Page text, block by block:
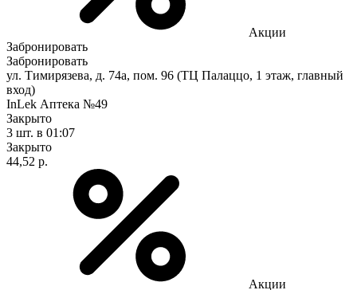
Акции
Забронировать
Забронировать
ул. Тимирязева, д. 74а, пом. 96 (ТЦ Палаццо, 1 этаж, главный
вход)
InLek Аптека №49
Закрыто
3 шт. в 01:07
Закрыто
44,52 р.
Акции